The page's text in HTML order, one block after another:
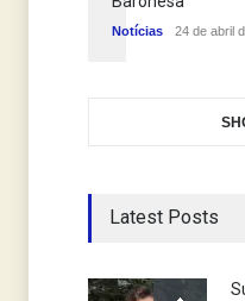
Notícias 24 de abril
Latest Posts